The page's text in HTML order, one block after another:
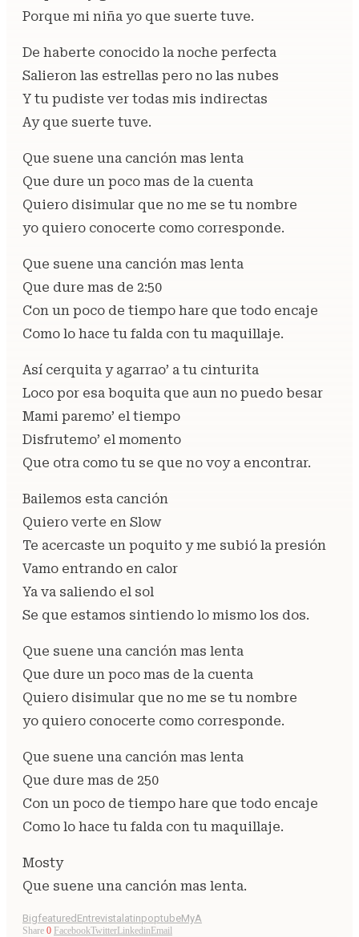
Porque mi niña yo que suerte tuve.
De haberte conocido la noche perfecta
Salieron las estrellas pero no las nubes
Y tu pudiste ver todas mis indirectas
Ay que suerte tuve.
Que suene una canción mas lenta
Que dure un poco mas de la cuenta
Quiero disimular que no me se tu nombre
yo quiero conocerte como corresponde.
Que suene una canción mas lenta
Que dure mas de 2:50
Con un poco de tiempo hare que todo encaje
Como lo hace tu falda con tu maquillaje.
Así cerquita y agarrao’ a tu cinturita
Loco por esa boquita que aun no puedo besar
Mami paremo’ el tiempo
Disfrutemo’ el momento
Que otra como tu se que no voy a encontrar.
Bailemos esta canción
Quiero verte en Slow
Te acercaste un poquito y me subió la presión
Vamo entrando en calor
Ya va saliendo el sol
Se que estamos sintiendo lo mismo los dos.
Que suene una canción mas lenta
Que dure un poco mas de la cuenta
Quiero disimular que no me se tu nombre
yo quiero conocerte como corresponde.
Que suene una canción mas lenta
Que dure mas de 250
Con un poco de tiempo hare que todo encaje
Como lo hace tu falda con tu maquillaje.
Mosty
Que suene una canción mas lenta.
Bigfeatured Entrevista latinpoptubeMyA
Share 0 FacebookTwitterLinkedinEmail